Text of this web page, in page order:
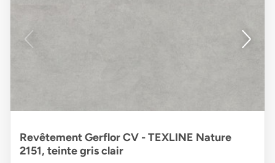
Revêtement Gerflor CV - TEXLINE Nature
2151, teinte gris clair